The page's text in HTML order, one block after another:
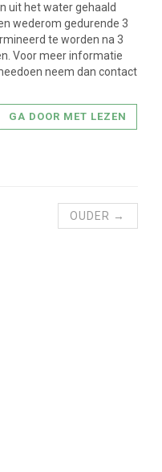
uit het water gehaald
wederom gedurende 3
te worden na 3
Voor meer informatie
neem dan contact
GA DOOR MET LEZEN
OUDER →